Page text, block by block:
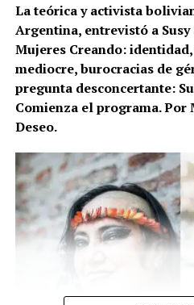
La teórica y activista
Argentina, entrevistó a
Mujeres Creando:
mediocre, burocracias de
pregunta desconcertante:
Comienza el programa.
Deseo.